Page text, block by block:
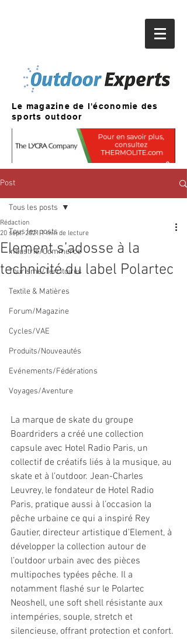
Le magazine de l'économie des
sports outdoor
Post
Tous les posts
Industrie/Commerce
Tourisme/Territoires
Textile & Matières
Forum/Magazine
Cycles/VAE
Produits/Nouveautés
Evénements/Fédérations
Voyages/Aventure
Tous les posts
Element s’adosse à la
technicité du label Polartec
Rédaction
20 sept. 2021 1 min de lecture
La marque de skate du groupe
Boardriders a créé une collection
capsule avec Hotel Radio Paris, un
collectif de créatifs liés à la musique, au
skate et à l’outdoor. Jean-Charles
Leuvrey, le fondateur de Hotel Radio
Paris, pratique aussi à l’occasion la
pêche urbaine ce qui a inspiré Rey
Gautier, directeur artistique d’Element, à
développer la collection autour de
l’outdoor urbain avec des pièces
multipoches typées pêche. Il a
notamment flashé sur le Polartec
Neoshell, une soft shell résistante aux
intempéries, souple, stretch et
silencieuse, offrant protection et confort.